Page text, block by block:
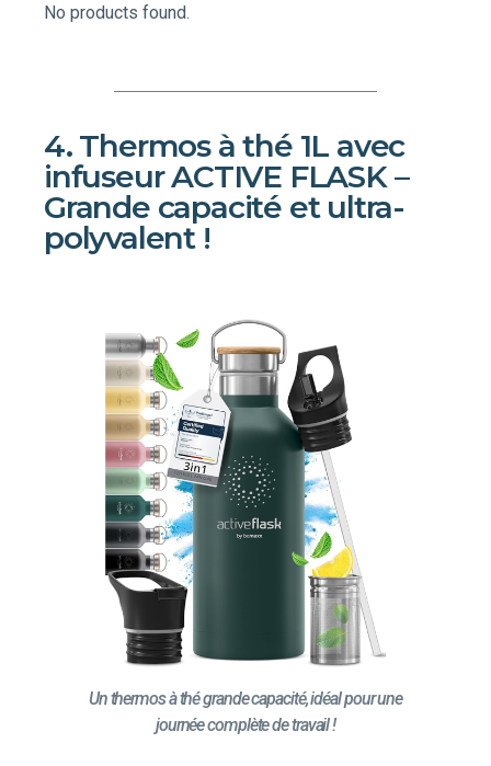
No products found.
4. Thermos à thé 1L avec
infuseur ACTIVE FLASK –
Grande capacité et ultra-
polyvalent !
Un thermos à thé grande capacité, idéal pour une
journée complète de travail !